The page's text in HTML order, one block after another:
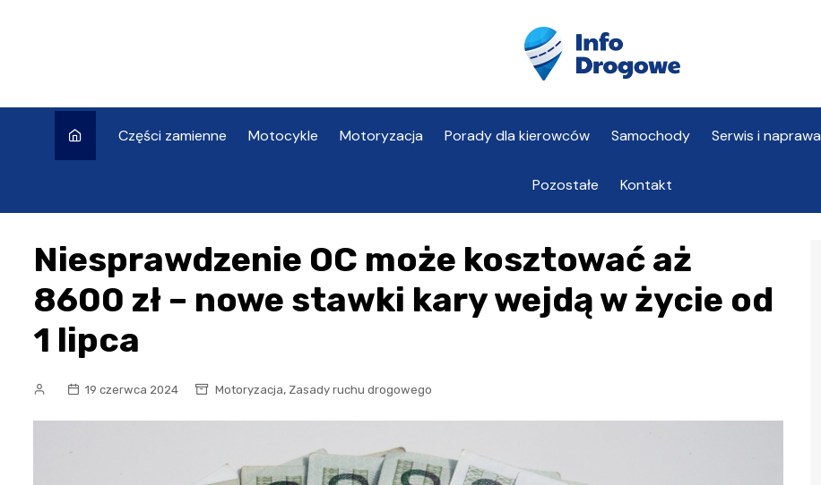
Części zamienne Motocykle Motoryzacja Porady dla kierowców Samochody Serwis i naprawa
Pozostałe Kontakt
Niesprawdzenie OC może kosztować aż
8600 zł – nowe stawki kary wejdą w życie od
1 lipca
19 czerwca 2024 Motoryzacja, Zasady ruchu drogowego